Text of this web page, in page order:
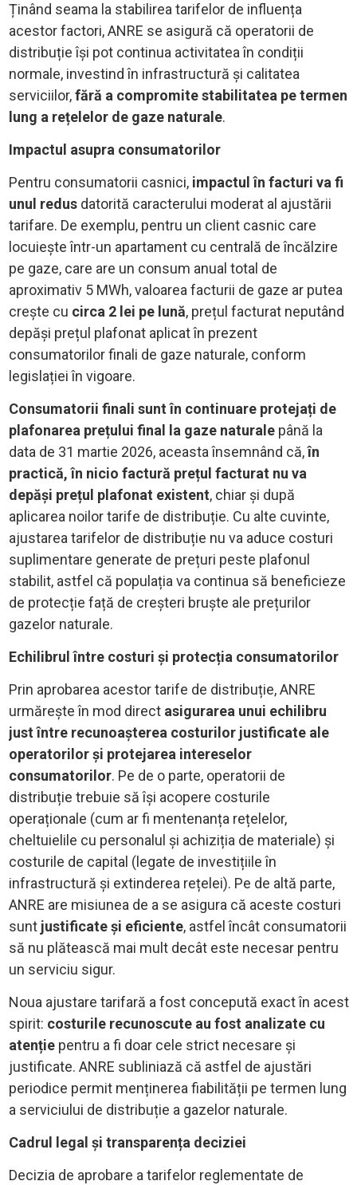
Ținând seama la stabilirea tarifelor de influența
acestor factori, ANRE se asigură că operatorii de
distribuție își pot continua activitatea în condiții
normale, investind în infrastructură și calitatea
serviciilor,fără a compromite stabilitatea pe termen
lung a rețelelor de gaze naturale.
Impactul asupra consumatorilor
Pentru consumatorii casnici, impactul în facturi va fi
unul redusdatorită caracterului moderat al ajustării
tarifare. De exemplu, pentru un client casnic care
locuiește într-un apartament cu centrală de încălzire
pe gaze, care are un consum anual total de
aproximativ 5 MWh, valoarea facturii de gaze ar putea
crește cu circa 2 lei pe lună, prețul facturat neputând
depăși prețul plafonat aplicat în prezent
consumatorilor finali de gaze naturale, conform
legislației în vigoare.
Consumatorii finali sunt în continuare protejați de
plafonarea prețului final la gaze naturalepână la
data de 31 martie 2026, aceasta însemnând că,în
practică, în nicio factură prețul facturat nu va
depăși prețul plafonat existent, chiar și după
aplicarea noilor tarife de distribuție. Cu alte cuvinte,
ajustarea tarifelor de distribuție nu va aduce costuri
suplimentare generate de prețuri peste plafonul
stabilit, astfel că populația va continua să beneficieze
de protecție față de creșteri bruște ale prețurilor
gazelor naturale.
Echilibrul între costuri și protecția consumatorilor
Prin aprobarea acestor tarife de distribuție, ANRE
urmărește în mod direct asigurarea unui echilibru
just între recunoașterea costurilor justificate ale
operatorilor și protejarea intereselor
consumatorilor. Pe de o parte, operatorii de
distribuție trebuie să își acopere costurile
operaționale (cum ar fi mentenanța rețelelor,
cheltuielile cu personalul și achiziția de materiale) și
costurile de capital (legate de investițiile în
infrastructură și extinderea rețelei). Pe de altă parte,
ANRE are misiunea de a se asigura că aceste costuri
sunt justificate și eficiente, astfel încât consumatorii
să nu plătească mai mult decât este necesar pentru
un serviciu sigur.
Noua ajustare tarifară a fost concepută exact în acest
spirit: costurile recunoscute au fost analizate cu
atențiepentru a fi doar cele strict necesare și
justificate. ANRE subliniază că astfel de ajustări
periodice permit menținerea fiabilității pe termen lung
a serviciului de distribuție a gazelor naturale.
Cadrul legal și transparența deciziei
Decizia de aprobare a tarifelor reglementate de